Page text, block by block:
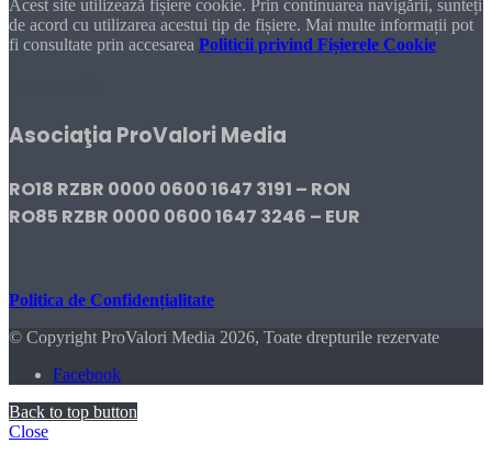
Acest site utilizează fișiere cookie. Prin continuarea navigării, sunteți
de acord cu utilizarea acestui tip de fișiere. Mai multe informații pot
fi consultate prin accesarea Politicii privind Fișierele Cookie
Asociaţia ProValori Media
RO18 RZBR 0000 0600 1647 3191 – RON
RO85 RZBR 0000 0600 1647 3246 – EUR
Politica de Confidențialitate
© Copyright ProValori Media 2026, Toate drepturile rezervate
Facebook
Back to top button
Close